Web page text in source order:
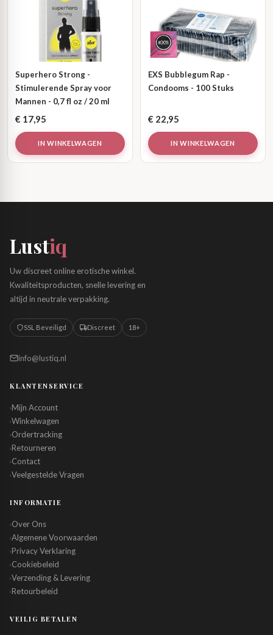
Superhero Strong -
Stimulerende Spray voor
Mannen - 0,7 fl oz / 20 ml
€ 17,95
IN WINKELWAGEN
EXS Bubblegum Rap -
Condooms - 100 Stuks
€ 22,95
IN WINKELWAGEN
Lustiq
Uw discreet online erotische winkel.
Kwaliteitsproducten, snelle levering en
altijd in neutrale verpakking.
SSL Beveiligd Discreet 18+
info@lustiq.nl
KLANTENSERVICE
›Mijn Account
›Winkelwagen
›Ordertracking
›Retourneren
›Contact
›Veelgestelde Vragen
INFORMATIE
›Over Ons
›Algemene Voorwaarden
›Privacy Verklaring
›Cookiebeleid
›Verzending & Levering
›Retourbeleid
VEILIG BETALEN